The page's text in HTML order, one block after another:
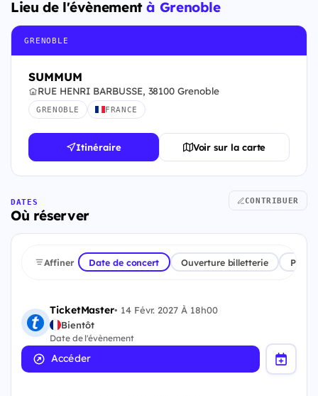
Lieu de l'évènementà Grenoble
GRENOBLE
SUMMUM
RUE HENRI BARBUSSE, 38100 Grenoble
GRENOBLE FRANCE
Itinéraire Voir sur la carte
DATES
Où réserver
CONTRIBUER
Affiner Date de concert Ouverture billetterie
TicketMaster• 14 Févr. 2027 À 18h00
Bientôt
Date de l'évènement
Accéder